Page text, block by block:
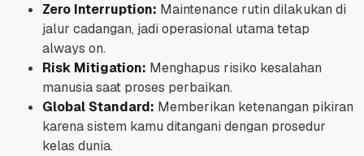
Zero Interruption: Maintenance rutin dilakukan di
jalur cadangan, jadi operasional utama tetap
always on.
Risk Mitigation: Menghapus risiko kesalahan
manusia saat proses perbaikan.
Global Standard: Memberikan ketenangan pikiran
karena sistem kamu ditangani dengan prosedur
kelas dunia.